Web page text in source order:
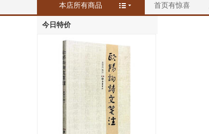
本店所有商品 首页有惊喜
今日特价